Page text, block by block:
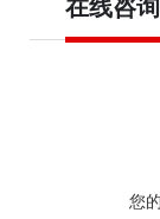
在线咨询
您